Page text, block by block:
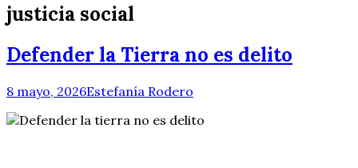
justicia social
Defender la Tierra no es delito
8 mayo, 2026Estefanía Rodero